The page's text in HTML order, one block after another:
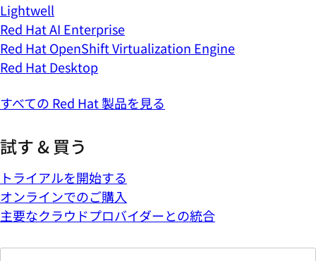
Lightwell
Red Hat AI Enterprise
Red Hat OpenShift Virtualization Engine
Red Hat Desktop
すべての Red Hat 製品を見る
試す & 買う
トライアルを開始する
オンラインでのご購入
主要なクラウドプロバイダーとの統合